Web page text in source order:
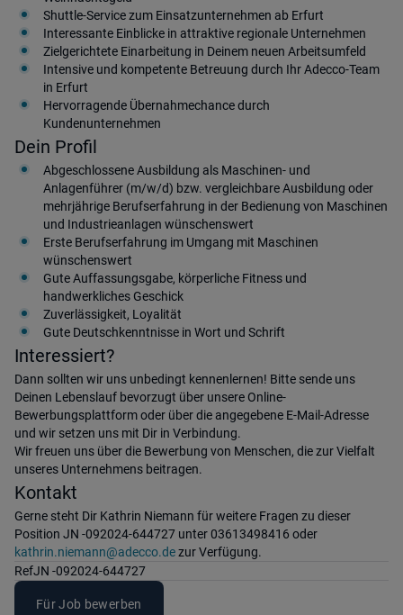
Shuttle-Service zum Einsatzunternehmen ab Erfurt
Interessante Einblicke in attraktive regionale Unternehmen
Zielgerichtete Einarbeitung in Deinem neuen Arbeitsumfeld
Intensive und kompetente Betreuung durch Ihr Adecco-Team
in Erfurt
Hervorragende Übernahmechance durch
Kundenunternehmen
Dein Profil
Abgeschlossene Ausbildung als Maschinen- und
Anlagenführer (m/w/d) bzw. vergleichbare Ausbildung oder
mehrjährige Berufserfahrung in der Bedienung von Maschinen
und Industrieanlagen wünschenswert
Erste Berufserfahrung im Umgang mit Maschinen
wünschenswert
Gute Auffassungsgabe, körperliche Fitness und
handwerkliches Geschick
Zuverlässigkeit, Loyalität
Gute Deutschkenntnisse in Wort und Schrift
Interessiert?
Dann sollten wir uns unbedingt kennenlernen! Bitte sende uns
Deinen Lebenslauf bevorzugt über unsere Online-
Bewerbungsplattform oder über die angegebene E-Mail-Adresse
und wir setzen uns mit Dir in Verbindung.
Wir freuen uns über die Bewerbung von Menschen, die zur Vielfalt
unseres Unternehmens beitragen.
Kontakt
Gerne steht Dir Kathrin Niemann für weitere Fragen zu dieser
Position JN -092024-644727 unter 03613498416 oder
kathrin.niemann@adecco.dezur Verfügung.
RefJN -092024-644727
Für Job bewerben